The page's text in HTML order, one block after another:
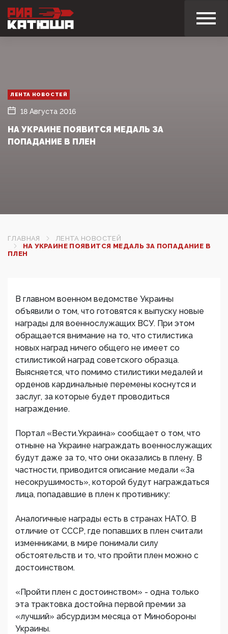
ЛЕНТА НОВОСТЕЙ
18 Августа 2016
­НА УКРАИНЕ ПОЯВИТСЯ МЕДАЛЬ ЗА
ПОПАДАНИЕ ­В ПЛЕН
ГЛАВНАЯ
ЛЕНТА НОВОСТЕЙ
­НА УКРАИНЕ ПОЯВИТСЯ МЕДАЛЬ ЗА ПОПАДАНИЕ ­В
ПЛЕН
В главном военном ведомстве Украины
объявили о том, что готовятся к выпуску новые
награды для военнослужащих ВСУ. При этом
обращается внимание на то, что стилистика
новых наград ничего общего не имеет со
стилистикой наград советского образца.
Выясняется, что помимо стилистики медалей и
орденов кардинальные перемены коснутся и
заслуг, за которые будет проводиться
награждение.
Портал «Вести.Украина» сообщает о том, что
отныне на Украине награждать военнослужащих
будут даже за то, что они оказались в плену. В
частности, приводится описание медали «За
несокрушимость», которой будут награждаться
лица, попадавшие в плен к противнику:
Аналогичные награды есть в странах НАТО. В
отличие от СССР, где попавших в плен считали
изменниками, в мире понимали силу
обстоятельств и то, что пройти плен можно с
достоинством.
«Пройти плен с достоинством» - одна только
эта трактовка достойна первой премии за
«лучший» абсурдизм месяца от Минобороны
Украины.